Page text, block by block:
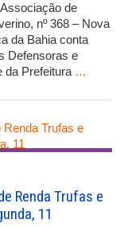
de
nº 368 – Nova
da Bahia conta
Defensoras e
da Prefeitura …
Renda Trufas e
11